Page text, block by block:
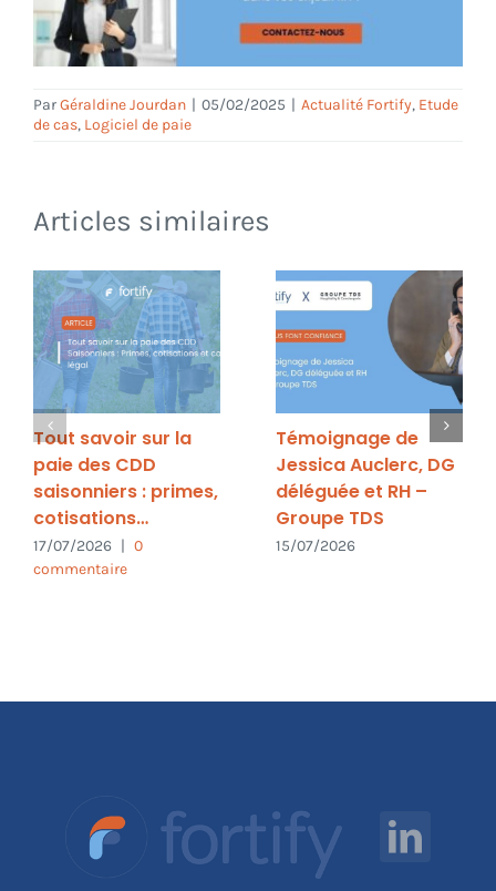
ParGéraldine Jourdan | 05/02/2025 | Actualité Fortify, Etude
de cas, Logiciel de paie
Articles similaires
Tout savoir sur la
paie des CDD
saisonniers : primes,
cotisations…
17/07/2026
0
commentaire
Témoignage de
Jessica Auclerc, DG
déléguée et RH –
Groupe TDS
15/07/2026